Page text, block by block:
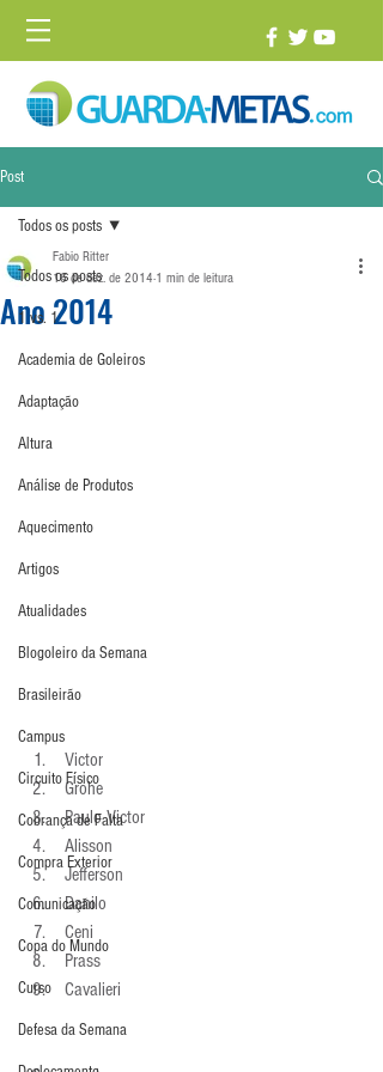
Post
Todos os posts
1 vs. 1
Academia de Goleiros
Adaptação
Altura
Análise de Produtos
Aquecimento
Artigos
Atualidades
Blogoleiro da Semana
Brasileirão
Campus
Circuito Físico
Cobrança de Falta
Compra Exterior
Comunicação
Copa do Mundo
Curso
Defesa da Semana
Todos os posts
Ano 2014
Fabio Ritter
16 de dez. de 2014 1 min de leitura
Victor
Grohe
Paulo Victor
Alisson
Jefferson
Danilo
Ceni
Prass
Cavalieri